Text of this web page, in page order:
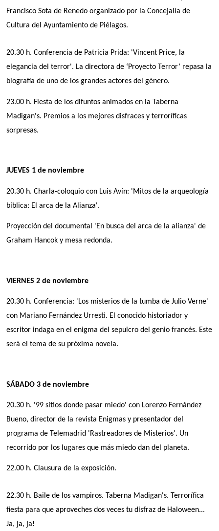
Francisco Sota de Renedo organizado por la Concejalía de
Cultura del Ayuntamiento de Piélagos.
20.30 h. Conferencia de Patricia Prida: 'Vincent Price, la
elegancia del terror'. La directora de ‘Proyecto Terror’ repasa la
biografía de uno de los grandes actores del género.
23.00 h. Fiesta de los difuntos animados en la Taberna
Madigan's. Premios a los mejores disfraces y terroríficas
sorpresas.
JUEVES 1 de noviembre
20.30 h. Charla-coloquio con Luis Avín: 'Mitos de la arqueología
bíblica: El arca de la Alianza'.
Proyección del documental 'En busca del arca de la alianza' de
Graham Hancok y mesa redonda.
VIERNES 2 de noviembre
20.30 h. Conferencia: 'Los misterios de la tumba de Julio Verne'
con Mariano Fernández Urresti. El conocido historiador y
escritor indaga en el enigma del sepulcro del genio francés. Este
será el tema de su próxima novela.
SÁBADO 3 de noviembre
20.30 h. '99 sitios donde pasar miedo' con Lorenzo Fernández
Bueno, director de la revista Enigmas y presentador del
programa de Telemadrid 'Rastreadores de Misterios'. Un
recorrido por los lugares que más miedo dan del planeta.
22.00 h. Clausura de la exposición.
22.30 h. Baile de los vampiros. Taberna Madigan's. Terrorífica
fiesta para que aproveches dos veces tu disfraz de Haloween...
Ja, ja, ja!